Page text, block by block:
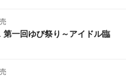
一回ゆび祭り～アイドル臨